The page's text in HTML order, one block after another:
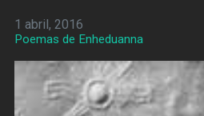
1 abril, 2016
Poemas de Enheduanna